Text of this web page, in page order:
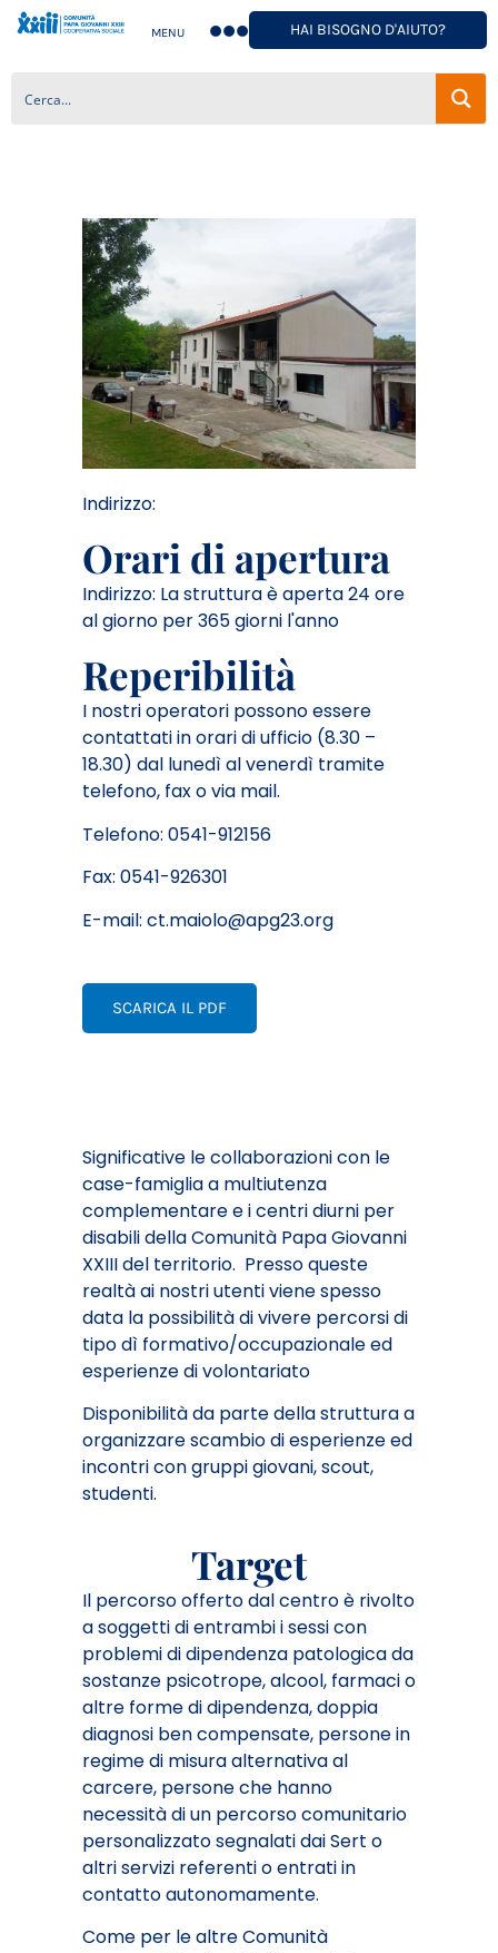
MENU HAI BISOGNO D'AIUTO?
Indirizzo:
Orari di apertura
Indirizzo: La struttura è aperta 24 ore
al giorno per 365 giorni l'anno
Reperibilità
I nostri operatori possono essere
contattati in orari di ufficio (8.30 –
18.30) dal lunedì al venerdì tramite
telefono, fax o via mail.
Telefono: 0541-912156
Fax: 0541-926301
E-mail: ct.maiolo@apg23.org
SCARICA IL PDF
Significative le collaborazioni con le
case-famiglia a multiutenza
complementare e i centri diurni per
disabili della Comunità Papa Giovanni
XXIII del territorio. Presso queste
realtà ai nostri utenti viene spesso
data la possibilità di vivere percorsi di
tipo dì formativo/occupazionale ed
esperienze di volontariato
Disponibilità da parte della struttura a
organizzare scambio di esperienze ed
incontri con gruppi giovani, scout,
studenti.
Target
Il percorso offerto dal centro è rivolto
a soggetti di entrambi i sessi con
problemi di dipendenza patologica da
sostanze psicotrope, alcool, farmaci o
altre forme di dipendenza, doppia
diagnosi ben compensate, persone in
regime di misura alternativa al
carcere, persone che hanno
necessità di un percorso comunitario
personalizzato segnalati dai Sert o
altri servizi referenti o entrati in
contatto autonomamente.
Come per le altre Comunità